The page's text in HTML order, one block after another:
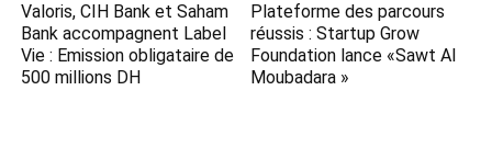
Valoris, CIH Bank et Saham
Bank accompagnent Label
Vie : Emission obligataire de
500 millions DH
Plateforme des parcours
réussis : Startup Grow
Foundation lance «Sawt Al
Moubadara »